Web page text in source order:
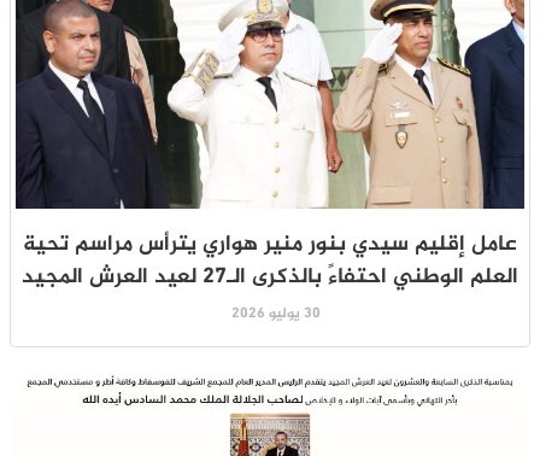
عامل إقليم سيدي بنور منير هواري يترأس مراسم تحية
العلم الوطني احتفاءً بالذكرى الـ27 لعيد العرش المجيد
30 يوليو 2026